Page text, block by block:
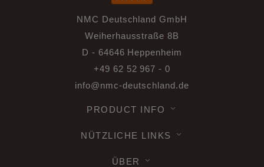
NMC Deutschland GmbH
Weiherhausstraße 8B
D - 64646 Heppenheim
+49 62 52 967 - 0
info@nmc-deutschland.de
PRODUCT INFO
NÜTZLICHE LINKS
ÜBER